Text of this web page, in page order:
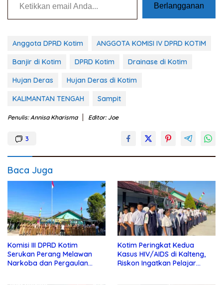
Berlangganan
Anggota DPRD Kotim ANGGOTA KOMISI IV DPRD KOTIM
Banjir di Kotim DPRD Kotim Drainase di Kotim
Hujan Deras Hujan Deras di Kotim
KALIMANTAN TENGAH Sampit
Penulis: Annisa Kharisma Editor: Joe
3
Baca Juga
Komisi III DPRD Kotim
Serukan Perang Melawan
Narkoba dan Pergaulan
Kotim Peringkat Kedua
Kasus HIV/AIDS di Kalteng,
Riskon Ingatkan Pelajar